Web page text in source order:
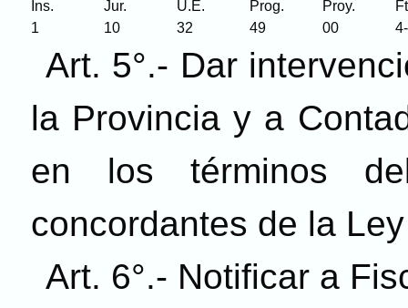
Art. 5°.- Dar
la Provincia y a
en los términos
concordantes de la
Art. 6°.- Notificar a